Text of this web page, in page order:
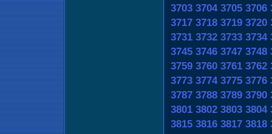
3703 3704 3705 3706
3717 3718 3719 3720
3731 3732 3733 3734
3745 3746 3747 3748
3759 3760 3761 3762
3773 3774 3775 3776
3787 3788 3789 3790
3801 3802 3803 3804
3815 3816 3817 3818